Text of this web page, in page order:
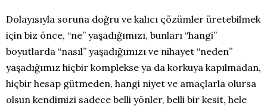
Dolayısıyla soruna doğru ve kalıcı çözümler üretebilmek
için biz önce, “ne” yaşadığımızı, bunları “hangi”
boyutlarda “nasıl” yaşadığımızı ve nihayet “neden”
yaşadığımız hiçbir komplekse ya da korkuya kapılmadan,
hiçbir hesap gütmeden, hangi niyet ve amaçlarla olursa
olsun kendimizi sadece belli yönler, belli bir kesit, hele